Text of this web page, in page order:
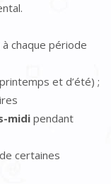
chaque période
et d’été) ;
midipendant
certaines